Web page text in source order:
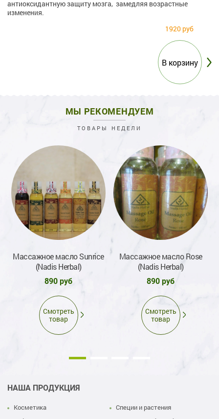
антиоксидантную защиту мозга, замедляя возрастные
изменения.
1920 руб
МЫ РЕКОМЕНДУЕМ
ТОВАРЫ НЕДЕЛИ
Массажное масло Sunrice
(Nadis Herbal)
890 руб
Смотреть
товар
Массажное масло Rose
(Nadis Herbal)
890 руб
Смотреть
товар
НАША ПРОДУКЦИЯ
Косметика
Специи и растения